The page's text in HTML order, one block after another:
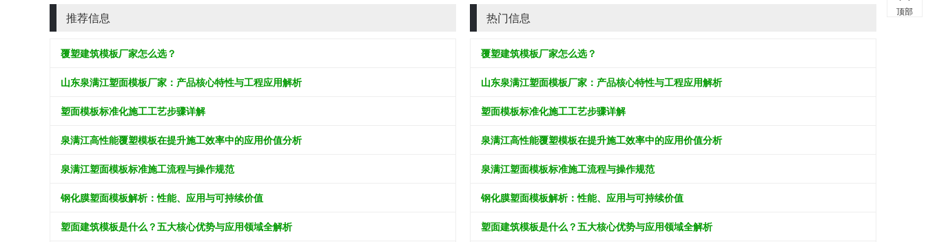
推荐信息
覆塑建筑模板厂家怎么选？
山东泉满江塑面模板厂家：产品核心特性与工程应用解析
塑面模板标准化施工工艺步骤详解
泉满江高性能覆塑模板在提升施工效率中的应用价值分析
泉满江塑面模板标准施工流程与操作规范
钢化膜塑面模板解析：性能、应用与可持续价值
塑面建筑模板是什么？五大核心优势与应用领域全解析
热门信息
覆塑建筑模板厂家怎么选？
山东泉满江塑面模板厂家：产品核心特性与工程应用解析
塑面模板标准化施工工艺步骤详解
泉满江高性能覆塑模板在提升施工效率中的应用价值分析
泉满江塑面模板标准施工流程与操作规范
钢化膜塑面模板解析：性能、应用与可持续价值
塑面建筑模板是什么？五大核心优势与应用领域全解析
顶部